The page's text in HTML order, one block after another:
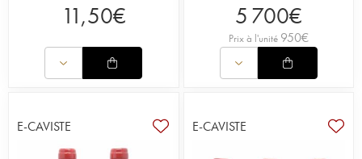
11,50€ 5 700€
Prix à l'unité 950€
E-CAVISTE E-CAVISTE